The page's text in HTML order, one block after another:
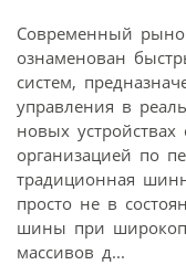
Современный
ознаменован
систем,
управления в
новых устройствах
организацией по
традиционная
просто не в
шины при
массивов д...